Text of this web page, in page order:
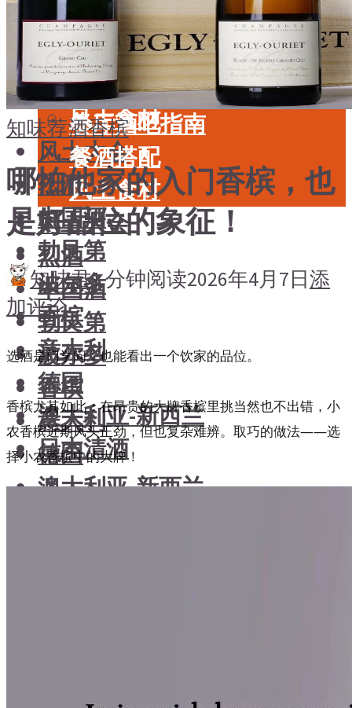
美食
餐厅酒吧指南
餐酒搭配
风土食材
风土大会
烈酒
中国酒
勃艮第
波尔多
香槟
意大利
德国
澳大利亚-新西兰
日本清酒
名庄
品鉴专栏
美食
餐厅酒吧指南
餐酒搭配
风土食材
风土大会
烈酒
中国酒
勃艮第
波尔多
香槟
意大利
德国
澳大利亚-新西兰
知味荐酒香槟
哪怕他家的入门香槟，也
是好品位的象征！
知味君1 分钟阅读2026年4月7日添
加评论
选酒是门学问，也能看出一个饮家的品位。
香槟尤其如此：在昂贵的大牌香槟里挑当然也不出错，小
农香槟近期风头正劲，但也复杂难辨。取巧的做法——选
择小农香槟中的大牌！